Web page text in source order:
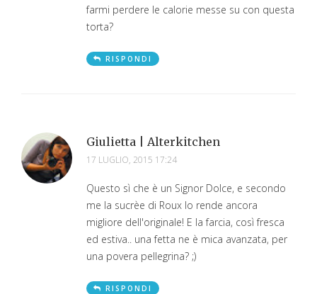
farmi perdere le calorie messe su con questa
torta?
RISPONDI
Giulietta | Alterkitchen
17 LUGLIO, 2015 17:24
Questo sì che è un Signor Dolce, e secondo
me la sucrèe di Roux lo rende ancora
migliore dell'originale! E la farcia, così fresca
ed estiva.. una fetta ne è mica avanzata, per
una povera pellegrina? ;)
RISPONDI